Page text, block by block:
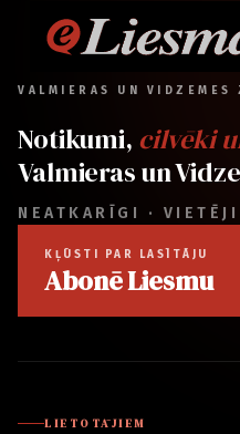
VALMIERAS UN VIDZEMES
Notikumi, cilvēki
Valmieras un
NEATKARĪGI · VIETĒJI
KĻŪSTI PAR LASĪTĀJU
Abonē Liesmu
LIETOTĀJIEM